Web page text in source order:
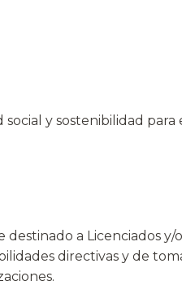
y sostenibilidad para
destinado a Licenciados
directivas y de